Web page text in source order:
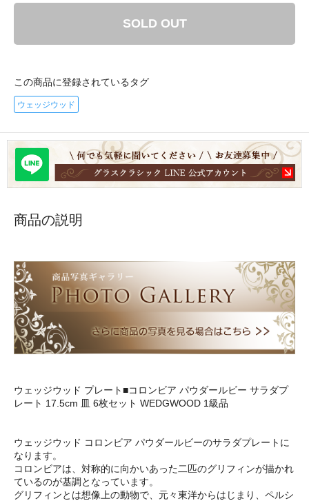
SOLD OUT
この商品に登録されているタグ
ウェッジウッド
商品の説明
ウェッジウッド プレート■コロンビア パウダールビー サラダプ
レート 17.5cm 皿 6枚セット WEDGWOOD 1級品
ウェッジウッド コロンビア パウダールビーのサラダプレートに
なります。
コロンビアは、対称的に向かいあった二匹のグリフィンが描かれ
ているのが基調となっています。
グリフィンとは想像上の動物で、元々東洋からはじまり、ペルシ